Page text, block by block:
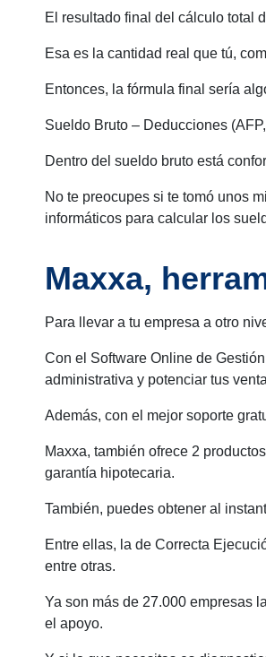
El resultado final del cálculo total
Esa es la cantidad real que tú,
Entonces, la fórmula final sería
Sueldo Bruto – Deducciones
Dentro del sueldo bruto está
No te preocupes si te tomó unos
informáticos para calcular los
Maxxa,
Para llevar a tu empresa a otro
Con el Software Online de
administrativa y potenciar tus
Además, con el mejor soporte
Maxxa, también ofrece 2
garantía hipotecaria.
También, puedes obtener al
Entre ellas, la de Correcta
entre otras.
Ya son más de 27.000 empresas
el apoyo.